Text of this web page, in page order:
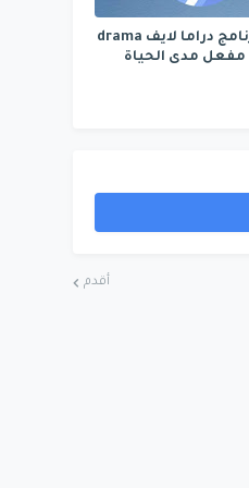
تنزيل برنامج دراما لايف drama
أقدم